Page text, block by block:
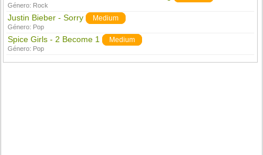
Género: Rock
Justin Bieber - Sorry Medium
Género: Pop
Spice Girls - 2 Become 1 Medium
Género: Pop